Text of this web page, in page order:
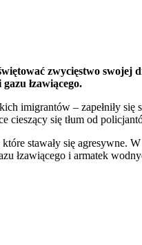
zwycięstwo swojej
łzawiącego.
imigrantów – zapełniły się
cieszący się tłum od
stawały się agresywne.
łzawiącego i armatek